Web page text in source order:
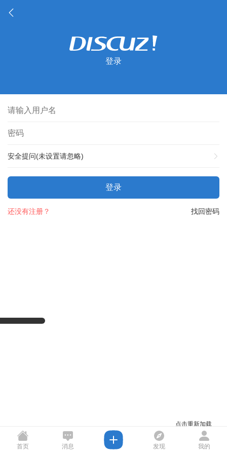
登录
安全提问(未设置请忽略)
登录
找回密码
还没有注册？
点击重新加载
首页 消息 发现 我的